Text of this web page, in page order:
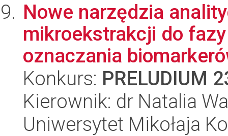
Nowe narzędzia
mikroekstrakcji do
oznaczania
Konkurs: PRELUDIUM
Kierownik: dr Natalia
Uniwersytet Mikołaja